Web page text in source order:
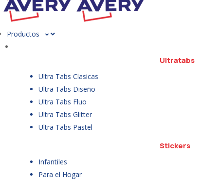
Productos
Ultratabs
Ultra Tabs Clasicas
Ultra Tabs Diseño
Ultra Tabs Fluo
Ultra Tabs Glitter
Ultra Tabs Pastel
Stickers
Infantiles
Para el Hogar